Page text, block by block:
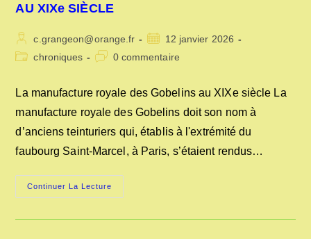
AU XIXe SIÈCLE
Auteur/autrice
de
c.grangeon@orange.fr
Publication
publiée :
12 janvier 2026
Postchroniques
Commentaires
publication :
0 commentaire
La manufacture royale des Gobelins au XIXe siècle La
manufacture royale des Gobelins doit son nom à
d’anciens teinturiers qui, établis à l'extrémité du
faubourg Saint-Marcel, à Paris, s’étaient rendus…
Continuer La Lecture
MANUFACTURE